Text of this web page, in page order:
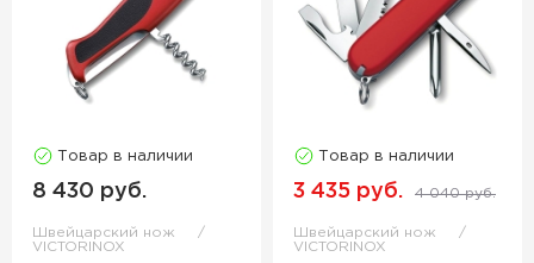
Товар в наличии
8 430 руб.
Швейцарский нож
VICTORINOX
Товар в наличии
3 435 руб. 4 040 руб.
Швейцарский нож
VICTORINOX